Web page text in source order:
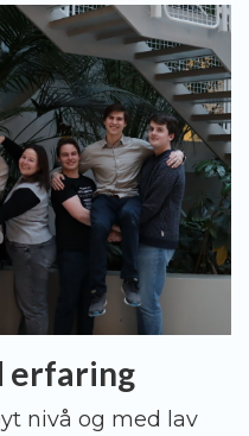
erfaring
nivå og med lav